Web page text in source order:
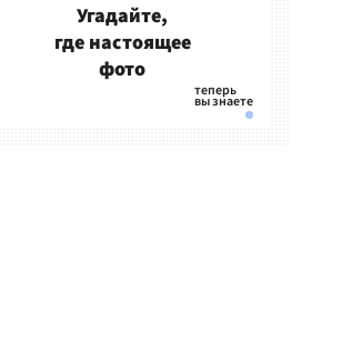
Угадайте,
где настоящее
фото